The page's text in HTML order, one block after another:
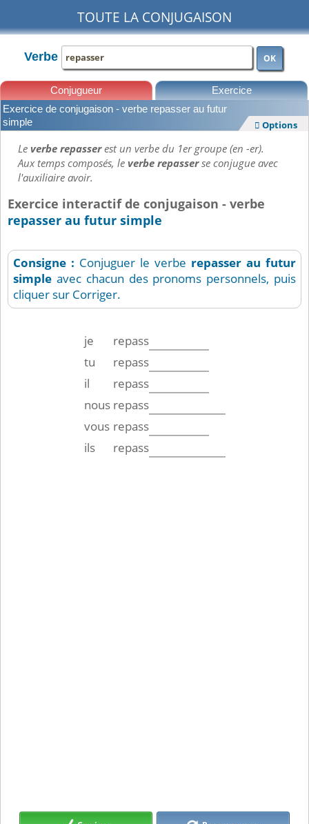
TOUTE LA CONJUGAISON
Verbe OK
Conjugueur Exercice
Exercice de conjugaison - verbe repasser au futur
simple
 Options
Leverbe repasserest un verbe du 1er groupe (en -er).
Aux temps composés, leverbe repasserse conjugue avec
l'auxiliaire avoir.
Exercice interactif de conjugaison - verbe
repasser au futur simple
Consigne : Conjuguer le verbe repasser au futur
simple avec chacun des pronoms personnels, puis
cliquer sur Corriger.
je
repass
tu
repass
il
repass
nous repass
vous repass
ils
repass